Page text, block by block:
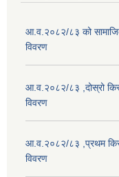
आ.व.२०८२/८३ को सामाजिक
विवरण
आ.व.२०८२/८३ ,दोस्रो
विवरण
आ.व.२०८२/८३ ,प्रथम किस्ता
विवरण